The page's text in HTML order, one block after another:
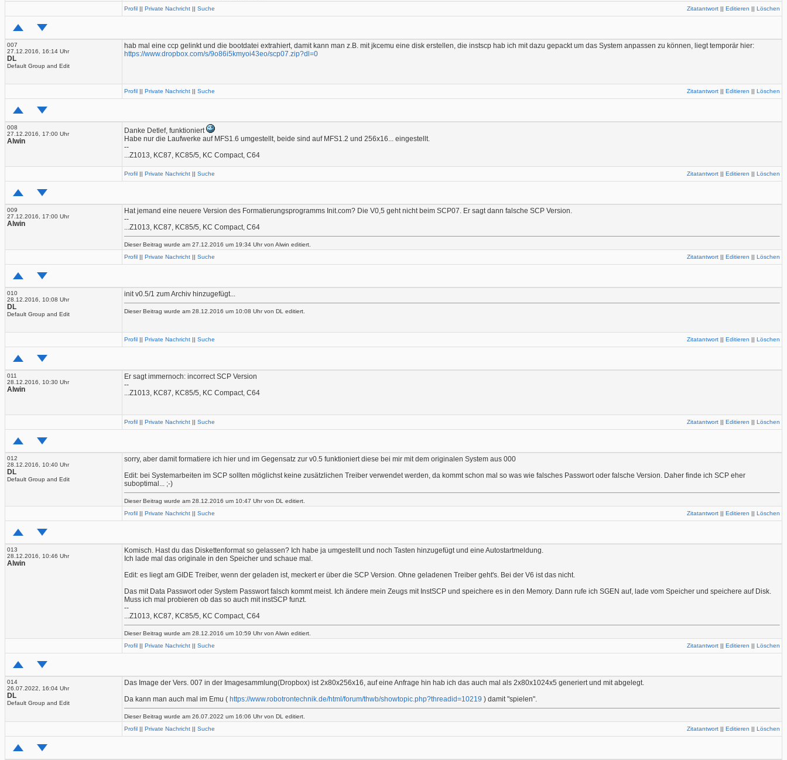
Profil || Private Nachricht || Suche Zitatantwort || Editieren || Löschen
007
27.12.2016, 16:14 Uhr
DL
Default Group and Edit
hab mal eine ccp gelinkt und die bootdatei extrahiert, damit kann man z.B. mit jkcemu eine disk erstellen, die instscp hab ich mit dazu gepackt um das System anpassen zu können, liegt temporär hier:
https://www.dropbox.com/s/9o86i5kmyoi43eo/scp07.zip?dl=0
Profil || Private Nachricht || Suche Zitatantwort || Editieren || Löschen
008
27.12.2016, 17:00 Uhr
Alwin
Danke Detlef, funktioniert
Habe nur die Laufwerke auf MFS1.6 umgestellt, beide sind auf MFS1.2 und 256x16... eingestellt.
--
...Z1013, KC87, KC85/5, KC Compact, C64
Profil || Private Nachricht || Suche Zitatantwort || Editieren || Löschen
009
27.12.2016, 17:00 Uhr
Alwin
Hat jemand eine neuere Version des Formatierungsprogramms Init.com? Die V0,5 geht nicht beim SCP07. Er sagt dann falsche SCP Version.
--
...Z1013, KC87, KC85/5, KC Compact, C64
Dieser Beitrag wurde am 27.12.2016 um 19:34 Uhr von Alwin editiert.
Profil || Private Nachricht || Suche Zitatantwort || Editieren || Löschen
010
28.12.2016, 10:08 Uhr
DL
Default Group and Edit
init v0.5/1 zum Archiv hinzugefügt...
Dieser Beitrag wurde am 28.12.2016 um 10:08 Uhr von DL editiert.
Profil || Private Nachricht || Suche Zitatantwort || Editieren || Löschen
011
28.12.2016, 10:30 Uhr
Alwin
Er sagt immernoch: incorrect SCP Version
--
...Z1013, KC87, KC85/5, KC Compact, C64
Profil || Private Nachricht || Suche Zitatantwort || Editieren || Löschen
012
28.12.2016, 10:40 Uhr
DL
Default Group and Edit
sorry, aber damit formatiere ich hier und im Gegensatz zur v0.5 funktioniert diese bei mir mit dem originalen System aus 000
Edit: bei Systemarbeiten im SCP sollten möglichst keine zusätzlichen Treiber verwendet werden, da kommt schon mal so was wie falsches Passwort oder falsche Version. Daher finde ich SCP eher
suboptimal... ;-)
Dieser Beitrag wurde am 28.12.2016 um 10:47 Uhr von DL editiert.
Profil || Private Nachricht || Suche Zitatantwort || Editieren || Löschen
013
28.12.2016, 10:46 Uhr
Alwin
Komisch. Hast du das Diskettenformat so gelassen? Ich habe ja umgestellt und noch Tasten hinzugefügt und eine Autostartmeldung.
Ich lade mal das originale in den Speicher und schaue mal.
Edit: es liegt am GIDE Treiber, wenn der geladen ist, meckert er über die SCP Version. Ohne geladenen Treiber geht's. Bei der V6 ist das nicht.
Das mit Data Passwort oder System Passwort falsch kommt meist. Ich ändere mein Zeugs mit InstSCP und speichere es in den Memory. Dann rufe ich SGEN auf, lade vom Speicher und speichere auf Disk.
Muss ich mal probieren ob das so auch mit instSCP funzt.
--
...Z1013, KC87, KC85/5, KC Compact, C64
Dieser Beitrag wurde am 28.12.2016 um 10:59 Uhr von Alwin editiert.
Profil || Private Nachricht || Suche Zitatantwort || Editieren || Löschen
014
26.07.2022, 16:04 Uhr
DL
Default Group and Edit
Das Image der Vers. 007 in der Imagesammlung(Dropbox) ist 2x80x256x16, auf eine Anfrage hin hab ich das auch mal als 2x80x1024x5 generiert und mit abgelegt.
Da kann man auch mal im Emu ( https://www.robotrontechnik.de/html/forum/thwb/showtopic.php?threadid=10219 ) damit "spielen".
Dieser Beitrag wurde am 26.07.2022 um 16:06 Uhr von DL editiert.
Profil || Private Nachricht || Suche Zitatantwort || Editieren || Löschen